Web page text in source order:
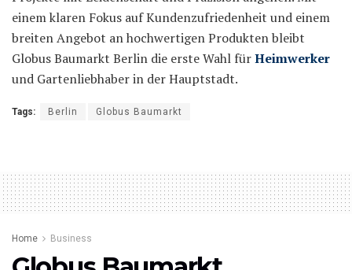
einem klaren Fokus auf Kundenzufriedenheit und einem
breiten Angebot an hochwertigen Produkten bleibt
Globus Baumarkt Berlin die erste Wahl fürHeimwerker
und Gartenliebhaber in der Hauptstadt.
Tags: Berlin Globus Baumarkt
Home Business